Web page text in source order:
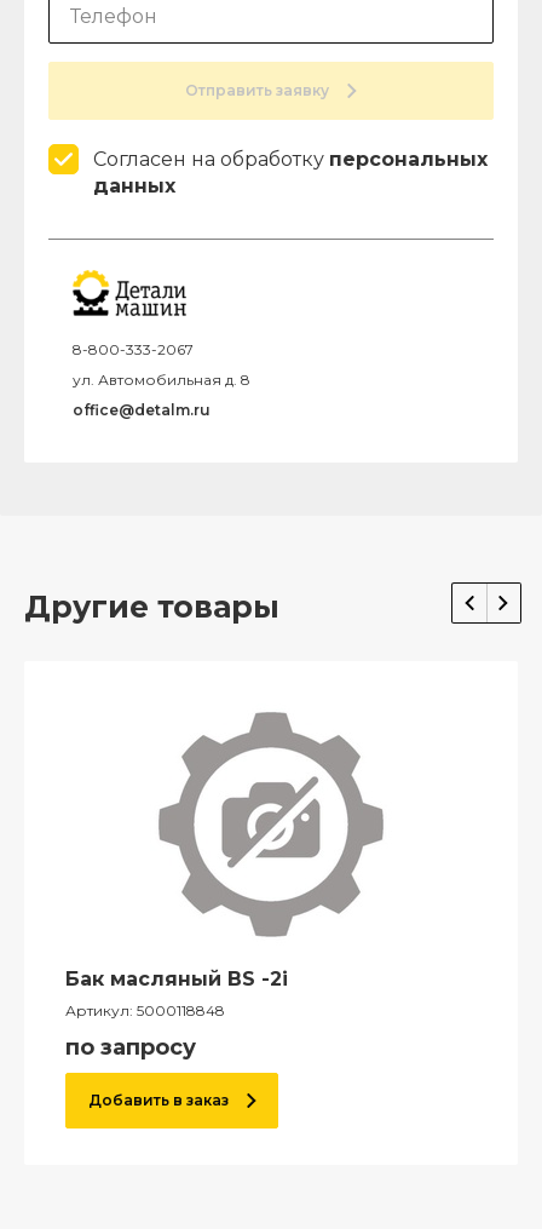
Отправить заявку
Согласен на обработку персональных
данных
8-800-333-2067
ул. Автомобильная д. 8
office@detalm.ru
Другие товары
Бак масляный BS -2i
Артикул: 5000118848
по запросу
Добавить в заказ